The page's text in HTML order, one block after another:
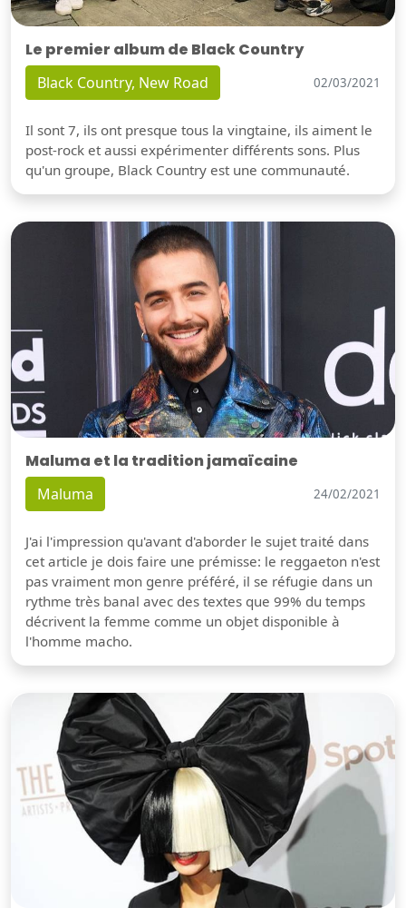
Le premier album de Black Country
Black Country, New Road 02/03/2021
Il sont 7, ils ont presque tous la vingtaine, ils aiment le
post-rock et aussi expérimenter différents sons. Plus
qu'un groupe, Black Country est une communauté.
Maluma et la tradition jamaïcaine
Maluma 24/02/2021
J'ai l'impression qu'avant d'aborder le sujet traité dans
cet article je dois faire une prémisse: le reggaeton n'est
pas vraiment mon genre préféré, il se réfugie dans un
rythme très banal avec des textes que 99% du temps
décrivent la femme comme un objet disponible à
l'homme macho.